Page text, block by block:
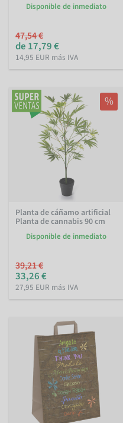
Disponible de inmediato
47,54 €
de 17,79 €
14,95 EUR más IVA
%
Planta de cáñamo artificial
Planta de cannabis 90 cm
Disponible de inmediato
39,21 €
33,26 €
27,95 EUR más IVA